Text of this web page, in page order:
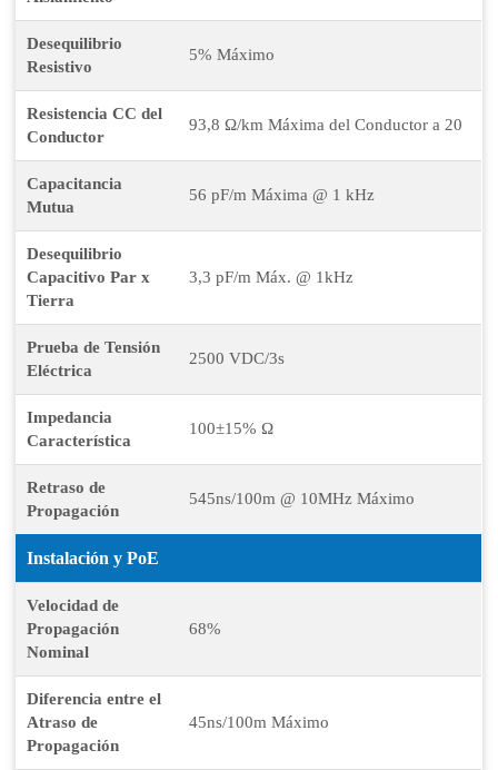
Desequilibrio
Resistivo
5% Máximo
Resistencia CC del
Conductor
93,8 Ω/km Máxima del Conductor a 20
Capacitancia
Mutua
56 pF/m Máxima @ 1 kHz
Desequilibrio
Capacitivo Par x
Tierra
3,3 pF/m Máx. @ 1kHz
Prueba de Tensión
Eléctrica
2500 VDC/3s
Impedancia
Característica
100±15% Ω
Retraso de
Propagación
545ns/100m @ 10MHz Máximo
Instalación y PoE
Velocidad de
Propagación
Nominal
68%
Diferencia entre el
Atraso de
Propagación
45ns/100m Máximo